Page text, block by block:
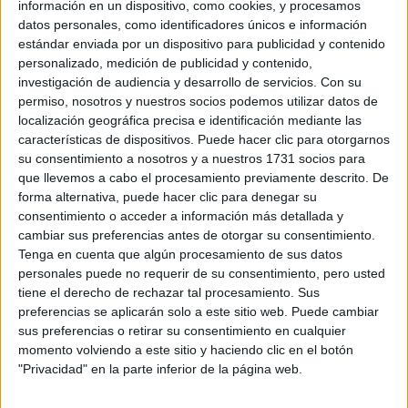
información en un dispositivo, como cookies, y procesamos
datos personales, como identificadores únicos e información
estándar enviada por un dispositivo para publicidad y contenido
personalizado, medición de publicidad y contenido,
investigación de audiencia y desarrollo de servicios. Con su
permiso, nosotros y nuestros socios podemos utilizar datos de
localización geográfica precisa e identificación mediante las
características de dispositivos. Puede hacer clic para otorgarnos
su consentimiento a nosotros y a nuestros 1731 socios para
que llevemos a cabo el procesamiento previamente descrito. De
forma alternativa, puede hacer clic para denegar su
consentimiento o acceder a información más detallada y
cambiar sus preferencias antes de otorgar su consentimiento.
Tenga en cuenta que algún procesamiento de sus datos
personales puede no requerir de su consentimiento, pero usted
tiene el derecho de rechazar tal procesamiento. Sus
preferencias se aplicarán solo a este sitio web. Puede cambiar
sus preferencias o retirar su consentimiento en cualquier
momento volviendo a este sitio y haciendo clic en el botón
"Privacidad" en la parte inferior de la página web.
Universidad de Sevilla, pues me ha extrañado...
¡¡GRACIAS!! Y espero que alguien me pueda ayudar con este
cacao =(
Inicio
Etiquetas:
Selectividad
La universidad - un mundo
Comunicación Audiovisual
Sevilla
Universidad Pública
Universidad Privada
US